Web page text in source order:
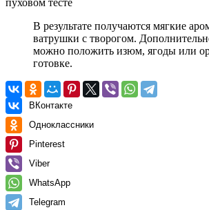
В результате получаются мягкие
ватрушки с творогом.
можно положить изюм, ягоды или
готовке.
ВКонтакте
Одноклассники
Pinterest
Viber
WhatsApp
Telegram